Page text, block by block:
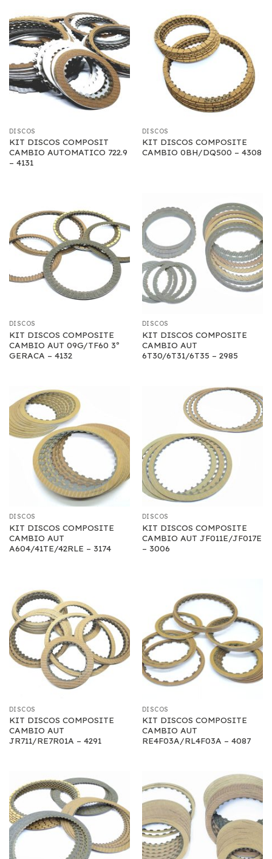
DISCOS
KIT DISCOS COMPOSIT
CAMBIO AUTOMATICO 722.9
– 4131
DISCOS
KIT DISCOS COMPOSITE
CAMBIO 0BH/DQ500 – 4308
DISCOS
KIT DISCOS COMPOSITE
CAMBIO AUT 09G/TF60 3º
GERACA – 4132
DISCOS
KIT DISCOS COMPOSITE
CAMBIO AUT
6T30/6T31/6T35 – 2985
DISCOS
KIT DISCOS COMPOSITE
CAMBIO AUT
A604/41TE/42RLE – 3174
DISCOS
KIT DISCOS COMPOSITE
CAMBIO AUT JF011E/JF017E
– 3006
DISCOS
KIT DISCOS COMPOSITE
CAMBIO AUT
JR711/RE7R01A – 4291
DISCOS
KIT DISCOS COMPOSITE
CAMBIO AUT
RE4F03A/RL4F03A – 4087